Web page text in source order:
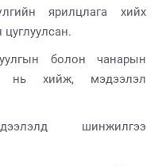
ярилцлага хийх
болон чанарын
нь хийж, мэдээлэл
шинжилгээ